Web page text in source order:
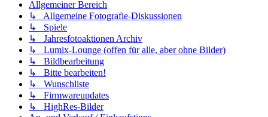
Allgemeiner Bereich
↳ Allgemeine Fotografie-Diskussionen
↳ Spiele
↳ Jahresfotoaktionen Archiv
↳ Lumix-Lounge (offen für alle, aber ohne Bilder)
↳ Bildbearbeitung
↳ Bitte bearbeiten!
↳ Wunschliste
↳ Firmwareupdates
↳ HighRes-Bilder